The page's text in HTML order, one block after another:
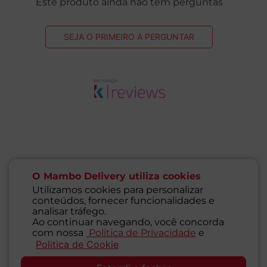
O Mambo Delivery utiliza cookies
Utilizamos cookies para personalizar
conteúdos, fornecer funcionalidades e
analisar tráfego.
Ao continuar navegando, você concorda
com nossa
Politica de Privacidade e
Politica de Cookie
,49
1 Unidade
R$ 33,98
SEJA O PRIMEIRO A AVALIAR